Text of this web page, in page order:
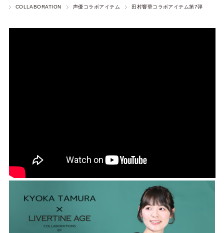
COLLABORATION
声優コラボアイテム 田村響華コラボアイテム第7弾